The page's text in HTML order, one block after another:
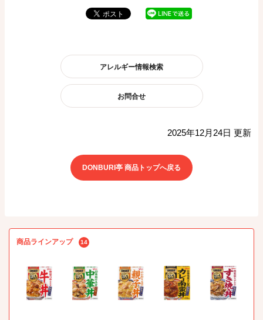
アレルギー情報検索
お問合せ
2025年12月24日 更新
DONBURI亭 商品トップへ戻る
商品ラインアップ 14